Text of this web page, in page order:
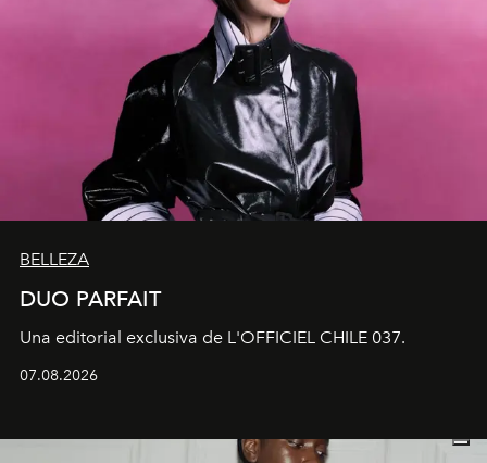
BELLEZA
DUO PARFAIT
Una editorial exclusiva de L'OFFICIEL CHILE 037.
07.08.2026